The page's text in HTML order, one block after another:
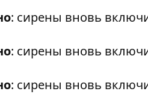
: сирены вновь
: сирены вновь
: сирены вновь